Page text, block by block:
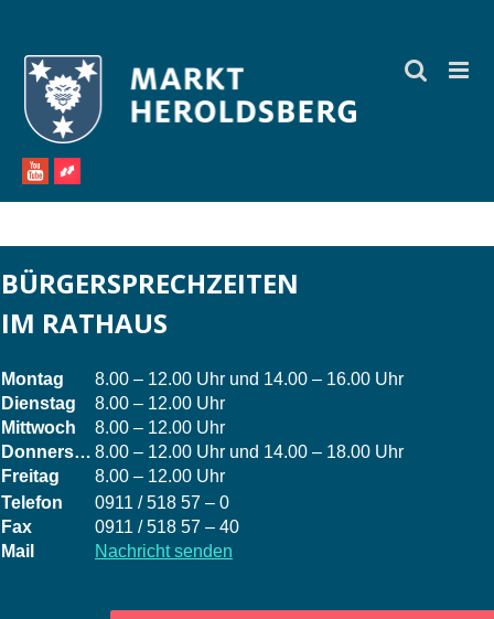
springen
BÜRGERSPRECHZEITEN
IM RATHAUS
Montag
8.00 – 12.00 Uhr und 14.00 – 16.00 Uhr
Dienstag
8.00 – 12.00 Uhr
Mittwoch
8.00 – 12.00 Uhr
Donnerstag 8.00 – 12.00 Uhr und 14.00 – 18.00 Uhr
Freitag
8.00 – 12.00 Uhr
Telefon
0911 / 518 57 – 0
Fax
0911 / 518 57 – 40
Mail
Nachricht senden